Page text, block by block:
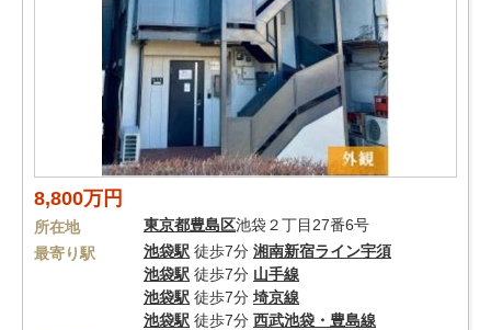
8,800万円
所在地 東京都豊島区池袋２丁目27番6号
最寄り駅
池袋駅 徒歩7分 湘南新宿ライン宇須
池袋駅 徒歩7分 山手線
池袋駅 徒歩7分 埼京線
池袋駅 徒歩7分 西武池袋・豊島線